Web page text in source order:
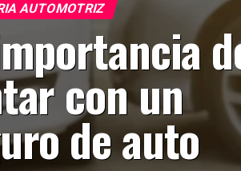
AUTOMOTRIZ
con un
de auto